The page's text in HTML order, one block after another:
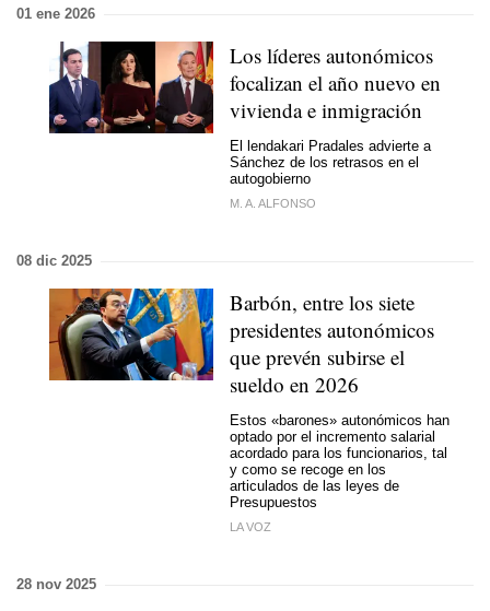
01 ene 2026
Los líderes autonómicos
focalizan el año nuevo en
vivienda e inmigración
El lendakari Pradales advierte a
Sánchez de los retrasos en el
autogobierno
M. A. ALFONSO
08 dic 2025
Barbón, entre los siete
presidentes autonómicos
que prevén subirse el
sueldo en 2026
Estos «barones» autonómicos han
optado por el incremento salarial
acordado para los funcionarios, tal
y como se recoge en los
articulados de las leyes de
Presupuestos
LA VOZ
28 nov 2025